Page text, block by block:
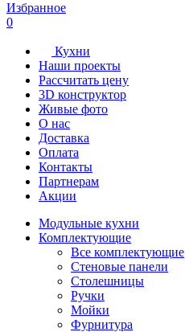
Избранное
0
Кухни
Наши проекты
Рассчитать цену
3D конструктор
Живые фото
О нас
Доставка
Оплата
Контакты
Партнерам
Акции
Модульные кухни
Комплектующие
Все комплектующие
Стеновые панели
Столешницы
Ручки
Мойки
Фурнитура